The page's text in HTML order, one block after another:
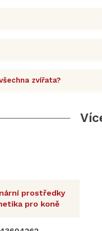
zvířata?
prostředky
pro koně